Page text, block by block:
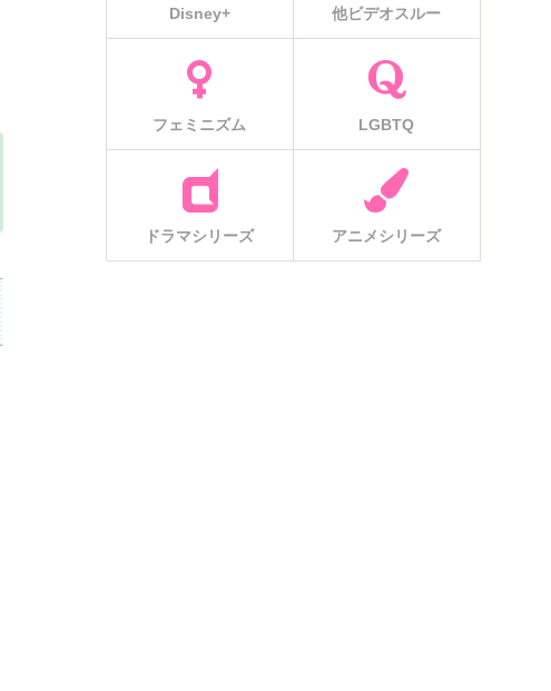
Disney+ 他ビデオスルー
フェミニズム LGBTQ
ドラマシリーズ アニメシリーズ